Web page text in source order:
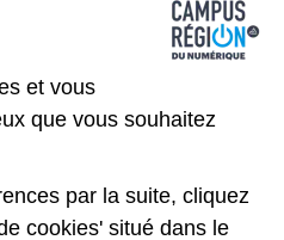
et vous
que vous souhaitez
par la suite, cliquez
cookies' situé dans le